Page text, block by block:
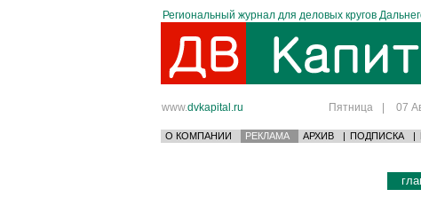
Региональный журнал для деловых кругов
www.dvkapital.ru Пятница | 07
О КОМПАНИИ РЕКЛАМА АРХИВ | ПОДПИСКА |